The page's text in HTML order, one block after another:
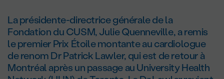
La présidente-directrice générale de la
Fondation du CUSM, Julie Quenneville, a remis
le premier Prix Étoile montante au cardiologue
de renom DrPatrick Lawler, qui est de retour à
Montréal après un passage au University Health